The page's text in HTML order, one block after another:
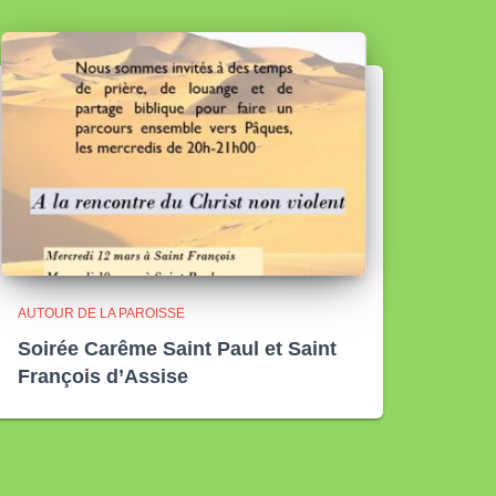
AUTOUR DE LA PAROISSE
Soirée Carême Saint Paul et Saint
François d’Assise